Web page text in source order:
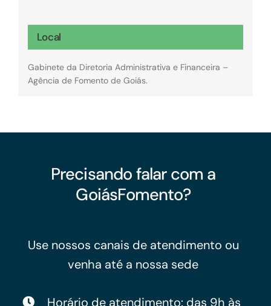
Local
Gabinete da Diretoria Administrativa e Financeira –
Agência de Fomento de Goiás.
Precisando falar com a
GoiásFomento?
Use nossos canais de atendimento ou
venha até a nossa sede
Horário de atendimento: das 9h às